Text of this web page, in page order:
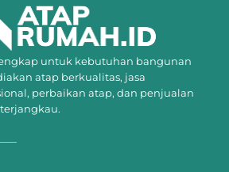
untuk kebutuhan bangunan
atap berkualitas, jasa
perbaikan atap, dan penjualan